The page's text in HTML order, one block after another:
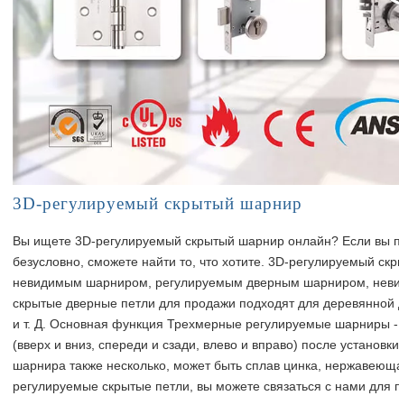
3D-регулируемый скрытый шарнир
Вы ищете 3D-регулируемый скрытый шарнир онлайн? Если вы
безусловно, сможете найти то, что хотите. 3D-регулируемый
невидимым шарниром, регулируемым дверным шарниром,
скрытые дверные петли для продажи подходят для
и т. Д. Основная функция Трехмерные регулируемые шарниры
(вверх и вниз, спереди и сзади, влево и вправо) после
шарнира также несколько, может быть сплав цинка,
регулируемые скрытые петли, вы можете связаться с нами